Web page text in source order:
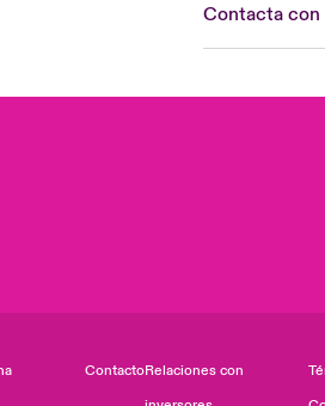
Contacta
ContactoRelaciones con